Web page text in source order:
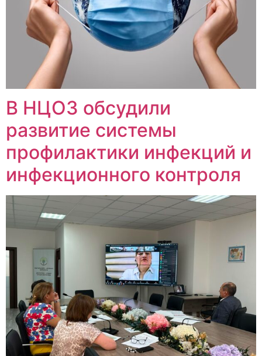
В НЦОЗ обсудили
развитие системы
профилактики инфекций и
инфекционного контроля